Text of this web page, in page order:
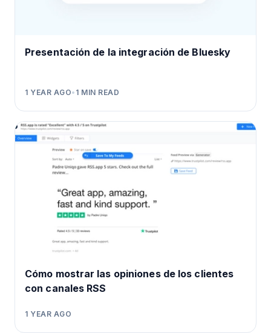
Presentación de la integración de Bluesky
1 YEAR AGO• 1 MIN READ
Cómo mostrar las opiniones de los clientes
con canales RSS
1 YEAR AGO